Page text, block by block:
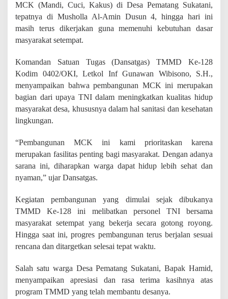
b
a
n
n
M
K
d
u
s
h
o
l
A
l
-
m
i
D
s
a
MCK (Mandi, Cuci, Kakus) di Desa Pematang Sukatani,
tepatnya di Musholla Al-Amin Dusun 4, hingga hari ini
masih terus dikerjakan guna memenuhi kebutuhan dasar
masyarakat setempat.
Komandan Satuan Tugas (Dansatgas) TMMD Ke-128
Kodim 0402/OKI, Letkol Inf Gunawan Wibisono, S.H.,
menyampaikan bahwa pembangunan MCK ini merupakan
bagian dari upaya TNI dalam meningkatkan kualitas hidup
masyarakat desa, khususnya dalam hal sanitasi dan kesehatan
lingkungan.
“Pembangunan MCK ini kami prioritaskan karena
merupakan fasilitas penting bagi masyarakat. Dengan adanya
sarana ini, diharapkan warga dapat hidup lebih sehat dan
nyaman,” ujar Dansatgas.
Kegiatan pembangunan yang dimulai sejak dibukanya
TMMD Ke-128 ini melibatkan personel TNI bersama
masyarakat setempat yang bekerja secara gotong royong.
Hingga saat ini, progres pembangunan terus berjalan sesuai
rencana dan ditargetkan selesai tepat waktu.
Salah satu warga Desa Pematang Sukatani, Bapak Hamid,
menyampaikan apresiasi dan rasa terima kasihnya atas
program TMMD yang telah membantu desanya.